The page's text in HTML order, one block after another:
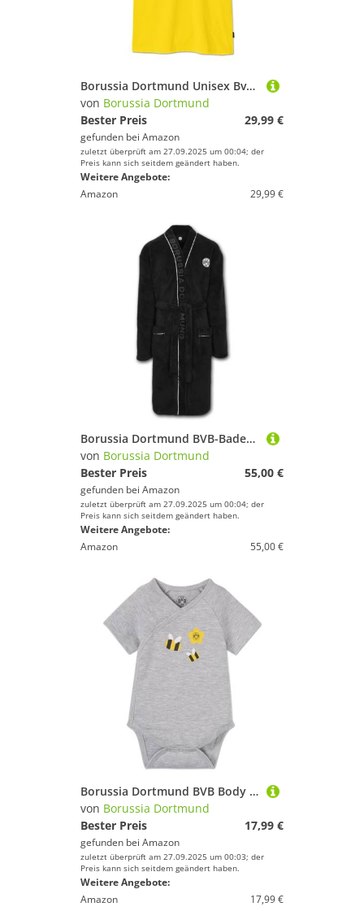
Borussia Dortmund Unisex Bvb T-shirt Ballspielverein, Gelbes Tee T-Shirt, Gelb, L EU
von Borussia Dortmund
Bester Preis
29,99 €
gefunden bei Amazon
zuletzt überprüft am 27.09.2025 um 00:04; der
Preis kann sich seitdem geändert haben.
Weitere Angebote:
Amazon
29,99 €
Borussia Dortmund BVB-Bademantel aus 100% Baumwolle - Schwarz mit Vereinslogo und Schriftzug
von Borussia Dortmund
Bester Preis
55,00 €
gefunden bei Amazon
zuletzt überprüft am 27.09.2025 um 00:04; der
Preis kann sich seitdem geändert haben.
Weitere Angebote:
Amazon
55,00 €
Borussia Dortmund BVB Body Bienen, Logo grau Gr. 86/92
von Borussia Dortmund
Bester Preis
17,99 €
gefunden bei Amazon
zuletzt überprüft am 27.09.2025 um 00:03; der
Preis kann sich seitdem geändert haben.
Weitere Angebote:
Amazon
17,99 €